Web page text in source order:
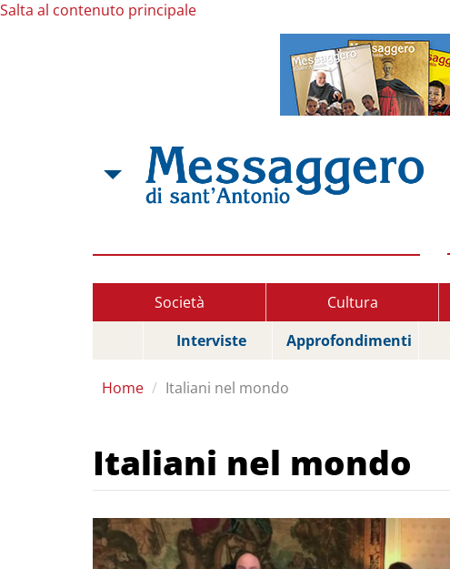
Salta al contenuto principale
Società Cultura
Interviste
Approfondimenti
Home Italiani nel mondo
Italiani nel mondo